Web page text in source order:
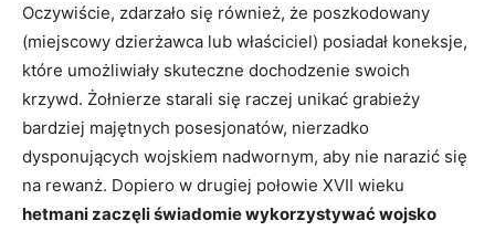
Oczywiście, zdarzało się również, że poszkodowany
(miejscowy dzierżawca lub właściciel) posiadał koneksje,
które umożliwiały skuteczne dochodzenie swoich
krzywd. Żołnierze starali się raczej unikać grabieży
bardziej majętnych posesjonatów, nierzadko
dysponujących wojskiem nadwornym, aby nie narazić się
na rewanż. Dopiero w drugiej połowie XVII wieku
hetmani zaczęli świadomie wykorzystywać wojsko